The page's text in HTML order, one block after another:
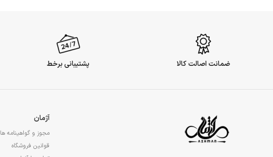
ضمانت اصالت کالا پشتیبانی برخط
آژمان
مجوز و گواهینامه ها
قوانین فروشگاه